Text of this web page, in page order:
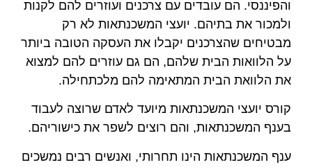
והפיננסי. הם עובדים עם צרכנים ועוזרים להם לקנות
ולמכור את בתיהם. יועצי המשכנתאות לא רק
מבטיחים שהצרכנים יקבלו את העסקה הטובה ביותר
על הלוואות הבית שלהם, הם גם עוזרים להם למצוא
את הלוואת הבית המתאימה להם מלכתחילה.
קורס יועצי המשכנתאות מיועד לאדם שרוצה לעבוד
בענף המשכנתאות, והם רוצים לשפר את כישוריהם.
ענף המשכנתאות הינו תחרותי, ואנשים רבים נמשכים